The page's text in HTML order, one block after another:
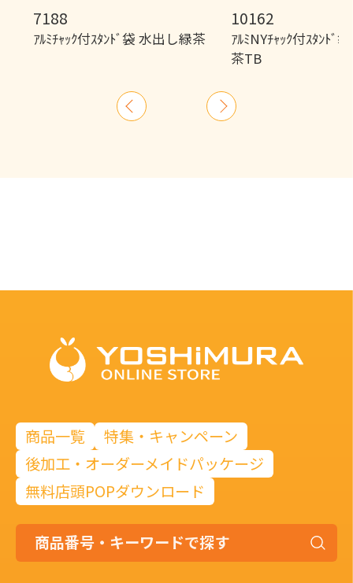
7188
ｱﾙﾐﾁｬｯｸ付ｽﾀﾝﾄﾞ袋 水出し緑茶
10162
ｱﾙﾐNYﾁｬｯｸ付ｽﾀﾝﾄﾞ
茶TB
前
へ
次
へ
商品一覧
特集・キャンペーン
後加工・オーダーメイドパッケージ
無料店頭POPダウンロード
品